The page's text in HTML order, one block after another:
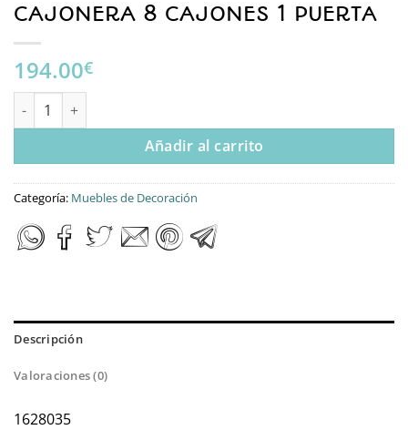
CAJONERA 8 CAJONES 1 PUERTA
194.00€
CAJONERA 8 CAJONES 1 PUERTA cantidad
Añadir al carrito
Categoría: Muebles de Decoración
Descripción
Valoraciones (0)
1628035